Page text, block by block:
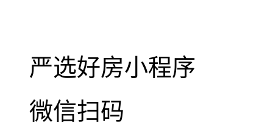
严选好房小程序
微信扫码